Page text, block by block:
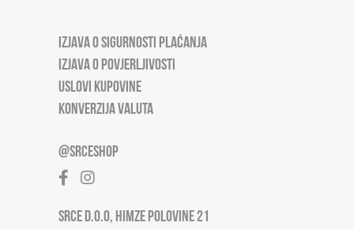
IZJAVA O SIGURNOSTI PLAĆANJA
IZJAVA O POVJERLJIVOSTI
USLOVI KUPOVINE
KONVERZIJA VALUTA
@SRCESHOP
SRCE D.O.O, HIMZE POLOVINE 21